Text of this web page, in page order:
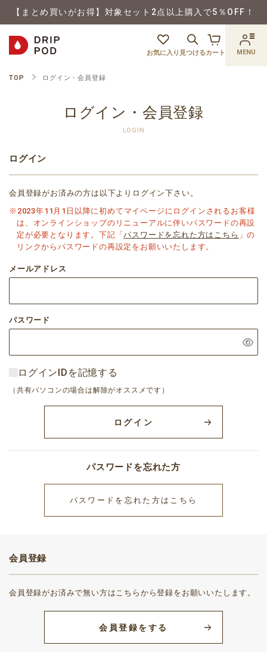
【まとめ買いがお得】対象セット2点以上購入で5％OFF！
お気に入り 見つけるカート MENU
TOP ログイン・会員登録
ログイン・会員登録
LOGIN
ログイン
会員登録がお済みの方は以下よりログイン下さい。
※2023年11月1日以降に初めてマイページにログインされるお客様
は、オンラインショップのリニューアルに伴いパスワードの再設
定が必要となります。下記「パスワードを忘れた方はこちら 」の
リンクからパスワードの再設定をお願いいたします。
メールアドレス
パスワード
ログインIDを記憶する
（共有パソコンの場合は解除がオススメです）
ログイン
パスワードを忘れた方
パスワードを忘れた方はこちら
会員登録
会員登録がお済みで無い方はこちらから登録をお願いいたします。
会員登録をする